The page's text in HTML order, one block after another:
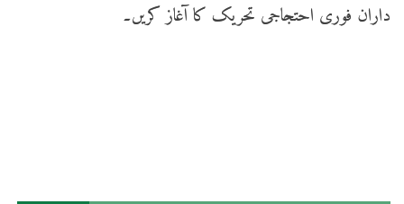
داران فوری احتجاجی تحریک کا آغاز کریں۔